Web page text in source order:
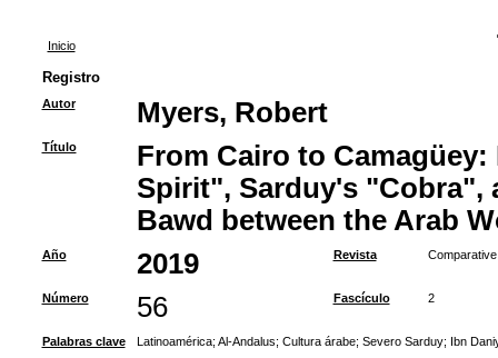
Inicio
Registro
Autor Myers, Robert
Título
From Cairo to
Spirit", Sarduy's "Cobra",
Bawd between the Arab
Año 2019 Revista
Número 56 Fascículo 2
Palabras clave Latinoamérica; Al-Andalus; Cultura árabe; Severo Sarduy; Ibn